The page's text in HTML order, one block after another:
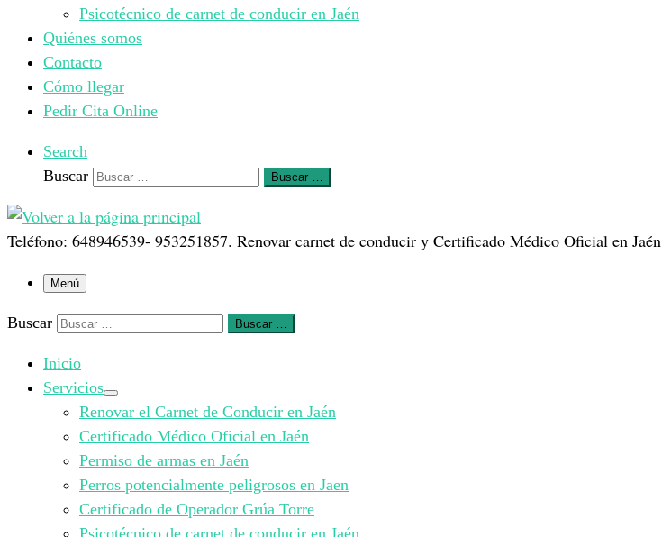
Psicotécnico de carnet de conducir en Jaén
Quiénes somos
Contacto
Cómo llegar
Pedir Cita Online
Search
Buscar
Buscar …
Teléfono: 648946539- 953251857. Renovar carnet de conducir y Certificado Médico Oficial en Jaén
Menú
Buscar Buscar …
Inicio
Servicios
Renovar el Carnet de Conducir en Jaén
Certificado Médico Oficial en Jaén
Permiso de armas en Jaén
Perros potencialmente peligrosos en Jaen
Certificado de Operador Grúa Torre